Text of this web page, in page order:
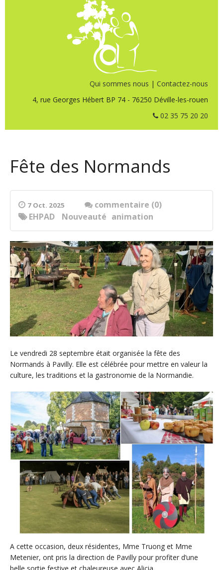
Qui sommes nous | Contactez-nous
4, rue Georges Hébert BP 74 - 76250 Déville-les-rouen
02 35 75 20 20
Fête des Normands
7 Oct. 2025
commentaire (0)
animation
EHPAD Nouveauté
Le vendredi 28 septembre était organisée la fête des
Normands à Pavilly. Elle est célébrée pour mettre en valeur la
culture, les traditions et la gastronomie de la Normandie.
A cette occasion, deux résidentes, Mme Truong et Mme
Metenier, ont pris la direction de Pavilly pour profiter d’une